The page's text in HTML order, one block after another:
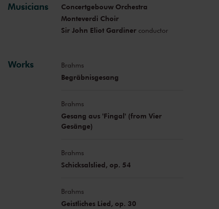
Musicians
Concertgebouw Orchestra
Monteverdi Choir
Sir John Eliot Gardinerconductor
Works Brahms
Begräbnisgesang
Brahms
Gesang aus 'Fingal' (from Vier
Gesänge)
Brahms
Schicksalslied, op. 54
Brahms
Geistliches Lied, op. 30